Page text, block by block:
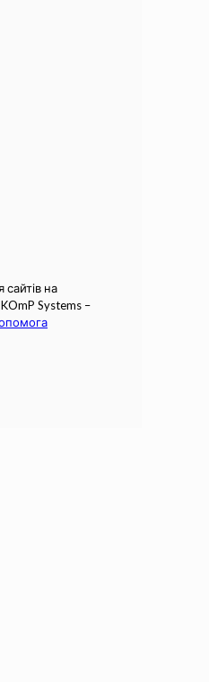
сайтів на
Systems –